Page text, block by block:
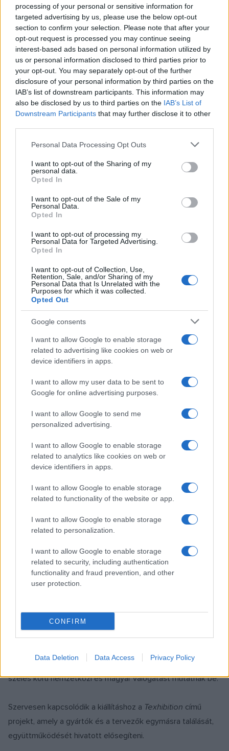
processing of your personal or sensitive information for
targeted advertising by us, please use the below opt-out
section to confirm your selection. Please note that after your
opt-out request is processed you may continue seeing
interest-based ads based on personal information utilized by
us or personal information disclosed to third parties prior to
your opt-out. You may separately opt-out of the further
disclosure of your personal information by third parties on the
IAB’s list of downstream participants. This information may
also be disclosed by us to third parties on the IAB’s List of
Downstream Participants that may further disclose it to other
Please note that this website/app uses one or more Google
not limited to your visit or usage behaviour. You may click to
grant or deny consent to Google and its third-party tags to
use your data for below specified purposes in below Google
consent section.
Personal Data Processing Opt Outs
I want to opt-out of the Sharing of my
personal data.
Opted In
I want to opt-out of the Sale of my
Personal Data.
Opted In
I want to opt-out of processing my
Personal Data for Targeted Advertising.
Opted In
I want to opt-out of Collection, Use,
Retention, Sale, and/or Sharing of my
Personal Data that Is Unrelated with the
Purposes for which it was collected.
Opted Out
Google consents
I want to allow Google to enable storage
related to advertising like cookies on web or
device identifiers in apps.
I want to allow my user data to be sent to
Google for online advertising purposes.
I want to allow Google to send me
personalized advertising.
I want to allow Google to enable storage
related to analytics like cookies on web or
device identifiers in apps.
I want to allow Google to enable storage
related to functionality of the website or app.
I want to allow Google to enable storage
related to personalization.
I want to allow Google to enable storage
related to security, including authentication
functionality and fraud prevention, and other
user protection.
CONFIRM
Data Deletion Data Access Privacy Policy
A sorozatban gyártott darabok mellett kis szériában
készülő bútorok és kiegészítők, prototípusok, sőt kísérleti
darabok is helyet kaptak, mi több, a dizájn és a
képzőművészet határán elhelyezkedő egyedi munkákkal,
tárgy- és anyagkísérletekkel és képzőművészeti
alkotásokkal is találkozhat a látogató. A meghívottak közül
sokan olyan aktuális társadalmi és ökológiai kérdésekkel
foglalkoznak, mint a fenntarthatóság vagy a szociális
szerepelnek.
A kiállítás középpontjában a régiós
tervezők bemutatásán túl a finn
formatervezés áll.
A válogatás átfogó képet nyújt a finn dizájn nemzetközi
szinten is meghatározó szerepéről, az egyedi szemléletű
finn dizájnoktatásról, ezen belül a fenntarthatóság
fontosságáról, valamint a finn kultúrára jellemző
nyitottságról, befogadókészségről és kreativitásról. A
válogatásban a dizájn különféle területein jelen lévő és
különböző generációkhoz tartozó alkotók mellett
progresszív, a globális piacon is sikeres finn márkák is helyet
kapnak, a főszerepben Alvar Aalto és az Aalto Egyetem
Dizájn és Építész Tanszéke hallgatóinak munkáival.
Határtalan designminden évben reflektál a fontos
szakmai eseményekre, így idén az üveg nemzetközi évéhez
mottójához –Találkozások terei – építészet és design
csatlakozva többek között az építészet és a dizájn
láthatók. A kortárs ékszertervezőket bemutató sorozatban
széles körű nemzetközi és magyar válogatást mutatnak be.
Szervesen kapcsolódik a kiállításhoz a Texhibition című
projekt, amely a gyártók és a tervezők egymásra találását,
együttműködését hivatott elősegíteni.